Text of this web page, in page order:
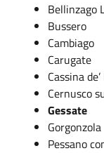
Bellinzago
Bussero
Cambiago
Carugate
Cassina
Cernusco
Gessate
Gorgonzola
Pessano